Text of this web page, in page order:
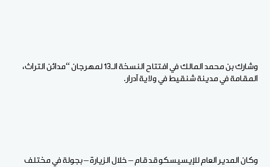
وشارك بن محمد المالك في افتتاح النسخة الـ13 لمهرجان “مدائن التراث،
المقامة في مدينة شنقيط في ولاية آدرار.
وكان المدير العام للإيسيسكو قد قام – خلال الزيارة – بجولة في مختلف